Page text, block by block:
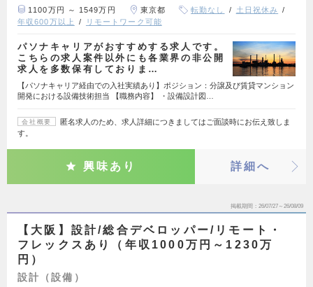
1100万円 ～ 1549万円 東京都 転勤なし
土日祝休み
年収600万以上
リモートワーク可能
パソナキャリアがおすすめする求人です。
こちらの求人案件以外にも各業界の非公開
求人を多数保有しておりま…
【パソナキャリア経由での入社実績あり】ポジション：分譲及び賃貸マンション
開発における設備技術担当 【職務内容】 ・設備設計図…
会社概要
匿名求人のため、求人詳細につきましてはご面談時にお伝え致しま
す。
興味あり 詳細へ
掲載期間 26/07/27～26/08/09
【大阪】設計/総合デベロッパー/リモート・
フレックスあり（年収1000万円～1230万
円）
設計（設備）